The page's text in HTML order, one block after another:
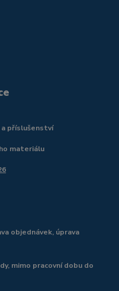
a příslušenství
materiálu
objednávek, úprava
mimo pracovní dobu do